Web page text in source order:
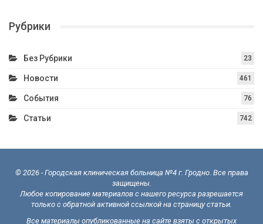
Рубрики
Без Рубрики 23
Новости 461
События 76
Статьи 742
© 2026 - Городская клиническая больница №4 г. Гродно. Все права
защищены.
Любое копирование материалов с нашего ресурса разрешается
только с обратной активной ссылкой на страницу статьи.
Все материалы опубликованные на сайте взяты с открытых